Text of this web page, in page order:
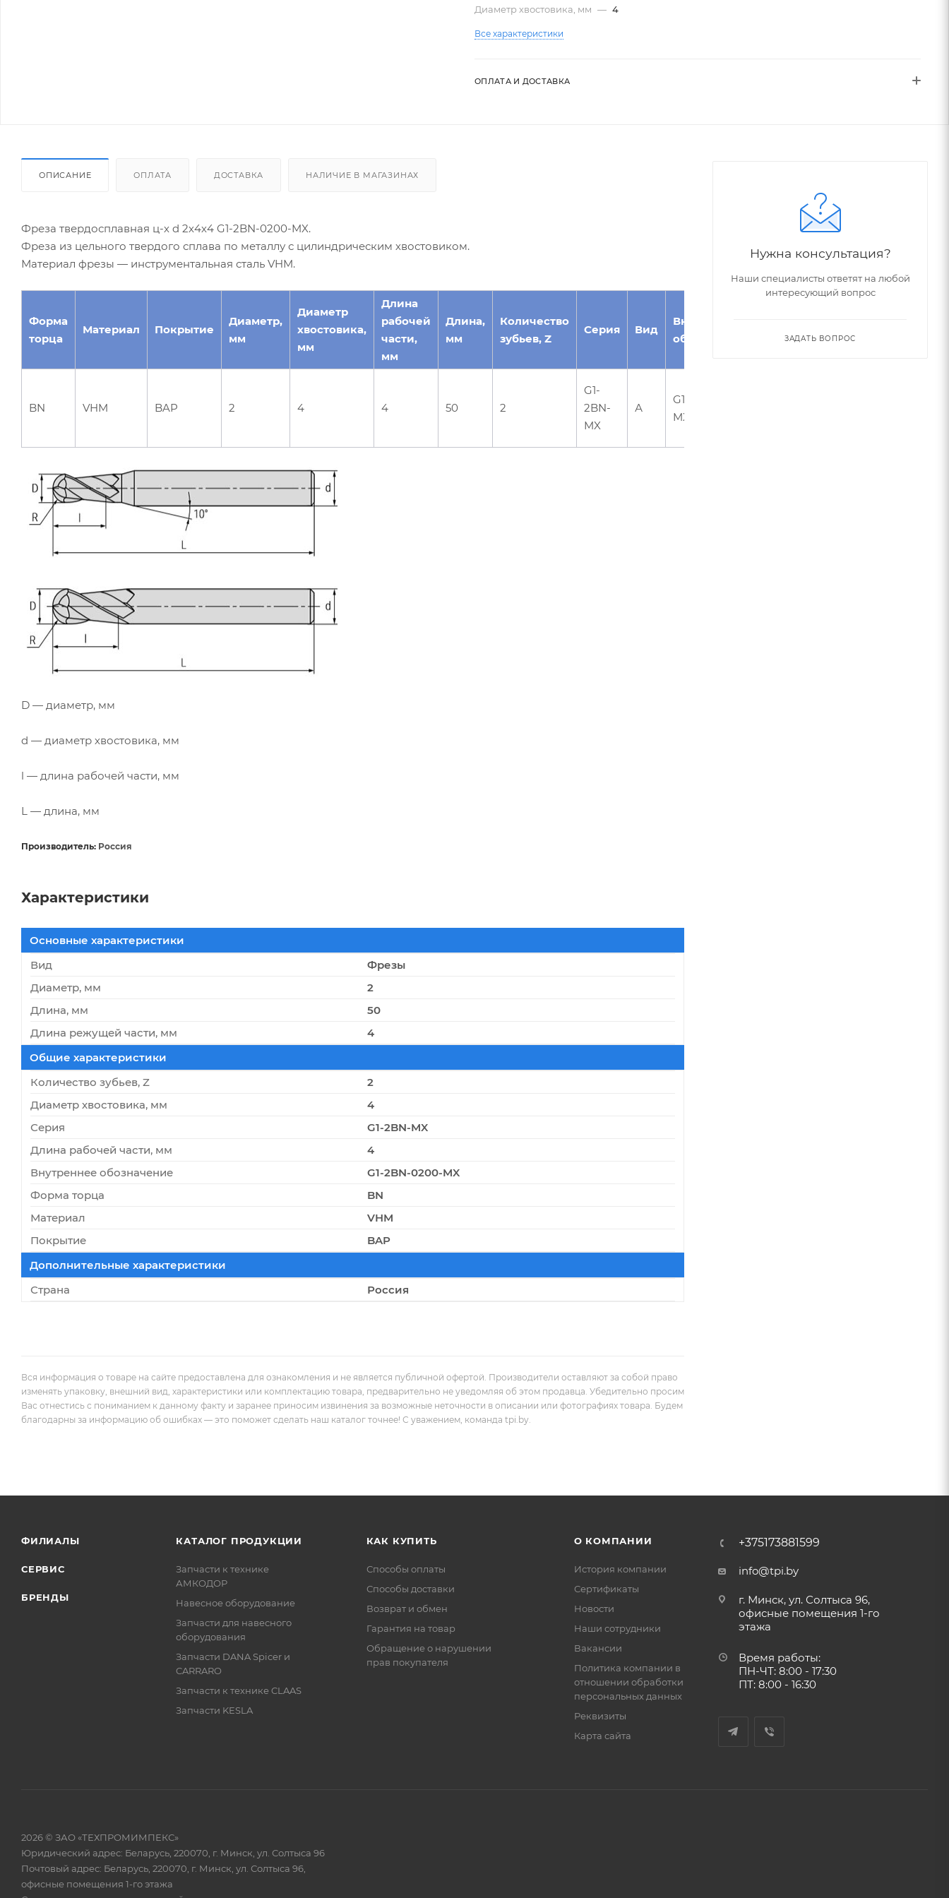
Диаметр хвостовика, мм — 4
Все характеристики
ОПЛАТА И ДОСТАВКА
ОПИСАНИЕ ОПЛАТА ДОСТАВКА НАЛИЧИЕ В МАГАЗИНАХ
Фреза твердосплавная ц-х d 2х4х4 G1-2BN-0200-MX.
Фреза из цельного твердого сплава по металлу с цилиндрическим хвостовиком.
Материал фрезы — инструментальная сталь VHM.
Форма
торца
Материал Покрытие
Диаметр,
мм
Диаметр
хвостовика,
мм
Длина
рабочей
части,
мм
Длина,
мм
Количество
зубьев, Z
Серия Вид
Внутреннее
обозначение
винтовой
Возможное
BN VHM BAP 2 4 4 50 2
G1-
2BN-
MX
А
G1-2BN-0200-
MX
D — диаметр, мм
d — диаметр хвостовика, мм
l — длина рабочей части, мм
L — длина, мм
Производитель: Россия
Характеристики
Основные характеристики
Вид
Фрезы
Диаметр, мм
2
Длина, мм
50
Длина режущей части, мм
4
Общие характеристики
Количество зубьев, Z
2
Диаметр хвостовика, мм
4
Серия
G1-2BN-MX
Длина рабочей части, мм
4
Внутреннее обозначение
G1-2BN-0200-MX
Форма торца
BN
Материал
VHM
Покрытие
BAP
Дополнительные характеристики
Страна
Россия
Вся информация о товаре на сайте предоставлена для ознакомления и не является публичной офертой. Производители оставляют за собой право
изменять упаковку, внешний вид, характеристики или комплектацию товара, предварительно не уведомляя об этом продавца. Убедительно просим
Вас отнестись с пониманием к данному факту и заранее приносим извинения за возможные неточности в описании или фотографиях товара. Будем
благодарны за информацию об ошибках — это поможет сделать наш каталог точнее! С уважением, команда tpi.by.
Нужна консультация?
Наши специалисты ответят на любой
интересующий вопрос
ЗАДАТЬ ВОПРОС
ФИЛИАЛЫ
СЕРВИС
БРЕНДЫ
КАТАЛОГ ПРОДУКЦИИ
Запчасти к технике
АМКОДОР
Навесное оборудование
Запчасти для навесного
оборудования
Запчасти DANA Spicer и
CARRARO
Запчасти к технике CLAAS
Запчасти KESLA
КАК КУПИТЬ
Способы оплаты
Способы доставки
Возврат и обмен
Гарантия на товар
Обращение о нарушении
прав покупателя
О КОМПАНИИ
История компании
Сертификаты
Новости
Наши сотрудники
Вакансии
Политика компании в
отношении обработки
персональных данных
Реквизиты
Карта сайта
+375173881599
info@tpi.by
г. Минск, ул. Солтыса 96,
офисные помещения 1-го
этажа
Время работы:
ПН-ЧТ: 8:00 - 17:30
ПТ: 8:00 - 16:30
2026 © ЗАО «ТЕХПРОМИМПЕКС»
Юридический адрес: Беларусь, 220070, г. Минск, ул. Солтыса 96
Почтовый адрес: Беларусь, 220070, г. Минск, ул. Солтыса 96,
офисные помещения 1-го этажа